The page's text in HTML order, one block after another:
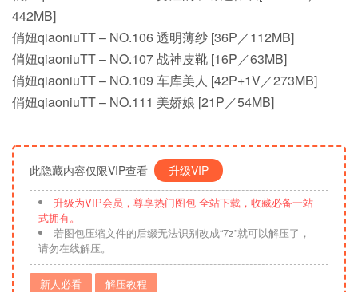
442MB]
俏妞qiaoniuTT – NO.106 透明薄纱 [36P／112MB]
俏妞qiaoniuTT – NO.107 战神皮靴 [16P／63MB]
俏妞qiaoniuTT – NO.109 车库美人 [42P+1V／273MB]
俏妞qiaoniuTT – NO.111 美娇娘 [21P／54MB]
此隐藏内容仅限VIP查看 升级VIP
升级为VIP会员，尊享热门图包 全站下载，收藏必备一站
式拥有。
若图包压缩文件的后缀无法识别改成“7z”就可以解压了，
请勿在线解压。
新人必看 解压教程